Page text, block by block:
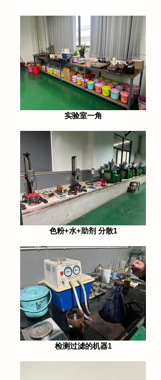
实验室一角
色粉+水+助剂 分散1
检测过滤的机器1